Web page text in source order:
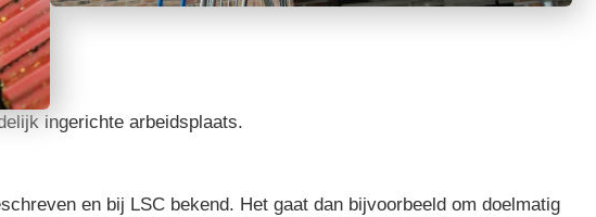
ingerichte arbeidsplaats.
en bij LSC bekend. Het gaat dan bijvoorbeeld om doelmatig